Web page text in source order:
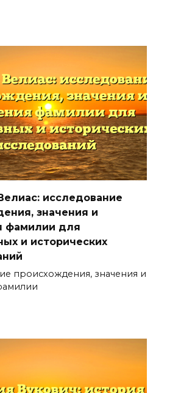
исследование
значения и
фамилии для
и исторических
происхождения, значения и